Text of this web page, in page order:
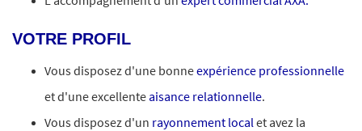
VOTRE PROFIL
Vous disposez d'une bonneexpérience professionnelle
et d'une excellente aisance relationnelle.
Vous disposez d'un rayonnement localet avez la